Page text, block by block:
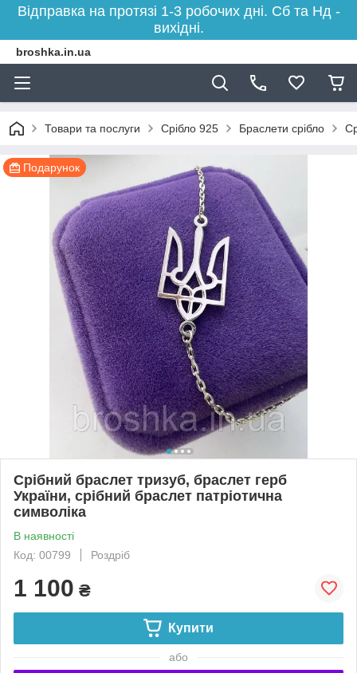
Відправка на протязі 1-3 робочих дні. Сб та Нд -
вихідні.
broshka.in.ua
Товари та послуги Срібло 925 Браслети срібло
Подарунок
Срібний браслет тризуб, браслет герб
України, срібний браслет патріотична
символіка
В наявності
Код: 00799
Роздріб
1 100 ₴
Купити
або